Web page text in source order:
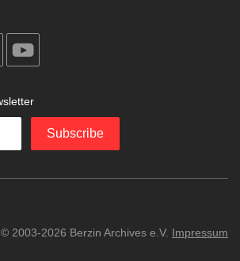
soundcloud
Subscribe
© 2003-2026 Berzin Archives e.V. Impressum